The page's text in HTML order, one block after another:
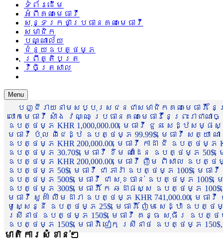
ទំព័រដើម
អំពីគណៈមេធាវី
សុន្ទរកថាប្រធានគណៈមេធាវី
សមាជិក
បណ្ណាល័យ
ជំនួយឧបត្ថម្ភ
ព្រឹត្តិបត្រ
វិចិត្រសាល
Menu
បញ្ជីរាយនាមសប្បុរសជនជាសមាជិកគណៈមេធាវី
លោកមេធាវី សាំង វណ្ណៈ ប្រធានគណៈមេធាវីនៃព្រះរា
ឧបត្ថម្ភ KHR 1,000,000.00, មេធាវី ជួន សេដ្ឋស
មេធាវី ប៉ុល ពិជេដ្ឋ ឧបត្ថម្ភ 99.99$, មេធាវី សត្យា ណ
ឧបត្ថម្ភ KHR 200,000.00, មេធាវី កាដា ជី ឧបត្ថម្ភ
ឧបត្ថម្ភ 30.70$, មេធាវី ខឹម ណាដែន ឧបត្ថម្ភ 50$,
ឧបត្ថម្ភ KHR 200,000.00, មេធាវី ញឹម ពិសាល ឧបត្ថ
ឧបត្ថម្ភ 50$, មេធាវី ជា ភារ៉ា ឧបត្ថម្ភ 100$, មេ
ឧបត្ថម្ភ 500$, មេធាវី ជា សុខចាន់ ឧបត្ថម្ភ
ឧបត្ថម្ភ 300$, មេធាវី កែ ឆដាផស្ស ឧបត្ថម្ភ
មេធាវី សួគ៌ា លឹមដារា ឧបត្ថម្ភ KHR 741,000.00, មេ
មូសេ្សន្នី ឧបត្ថម្ភ 25$, មេធាវី ញ៉ែម សេដ្ឋា ឧបត្ថ
ស្រីនាថ ឧបត្ថម្ភ 150$, មេធាវី គន្ធ សុធីរ ឧបត្ថម្ភ
ឧបត្ថម្ភ 150$, មេធាវី ជៀក ស្រីនាថ ឧបត្ថម្ភ 150$,
មាតិការសំខាន់ៗ